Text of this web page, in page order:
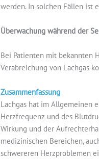
werden. In solchen Fällen ist
Überwachung während der
Bei Patienten mit bekannten
Verabreichung von Lachgas
Zusammenfassung
Lachgas hat im Allgemeinen
Herzfrequenz und des
Wirkung und der
medizinischen Bereichen,
schwereren Herzproblemen